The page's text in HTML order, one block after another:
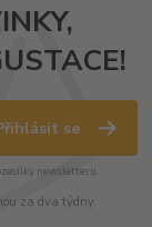
se
newsletteru.
za dva týdny.